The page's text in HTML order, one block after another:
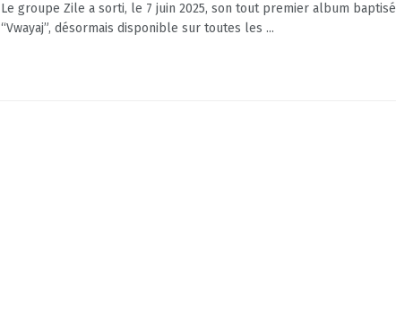
Le groupe Zile a sorti, le 7 juin 2025, son tout premier album baptisé
“Vwayaj”, désormais disponible sur toutes les ...